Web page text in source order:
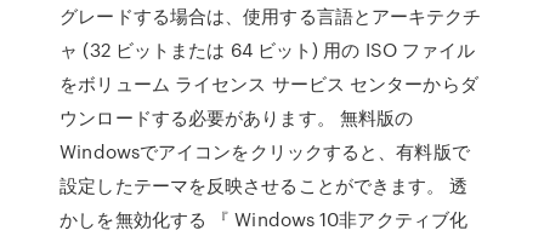
グレードする場合は、使用する言語とアーキテクチ
ャ (32 ビットまたは 64 ビット) 用の ISO ファイル
をボリューム ライセンス サービス センターからダ
ウンロードする必要があります。 無料版の
Windowsでアイコンをクリックすると、有料版で
設定したテーマを反映させることができます。 透
かしを無効化する 『 Windows 10非アクティブ化